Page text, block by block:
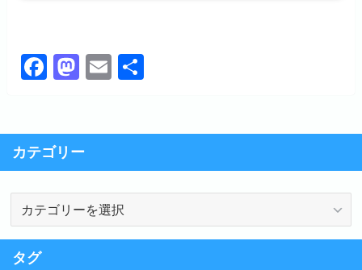
F
e
b
o
o
k
M
o
d
o
n
E
カテゴリー
ゴ
リ
タグ